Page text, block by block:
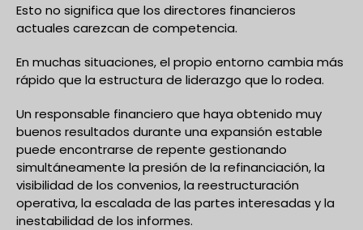
Esto no significa que los directores financieros
actuales carezcan de competencia.
En muchas situaciones, el propio entorno cambia más
rápido que la estructura de liderazgo que lo rodea.
Un responsable financiero que haya obtenido muy
buenos resultados durante una expansión estable
puede encontrarse de repente gestionando
simultáneamente la presión de la refinanciación, la
visibilidad de los convenios, la reestructuración
operativa, la escalada de las partes interesadas y la
inestabilidad de los informes.